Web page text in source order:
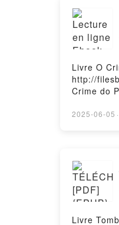
Livre O
http://
Crime do
Crime do
2025-06-05 ·
Livre